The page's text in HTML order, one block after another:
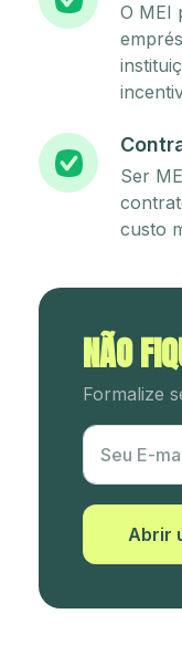
O MEI
Ser
custo
NÃO
Formalize
Utm Content
Seu E-
Abrir